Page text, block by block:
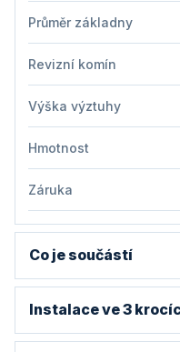
Průměr základny
Revizní komín
Výška výztuhy
Hmotnost
Záruka
Co je součástí
Instalace ve 3